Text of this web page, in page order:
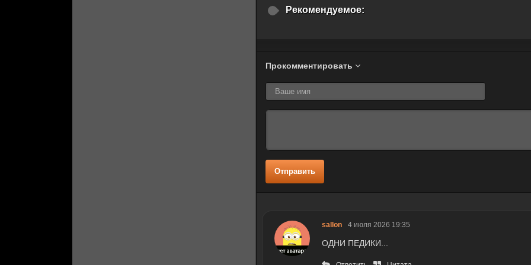
Рекомендуемое:
Прокомментировать
Отправить
sallon 4 июля 2026 19:35
ОДНИ ПЕДИКИ...